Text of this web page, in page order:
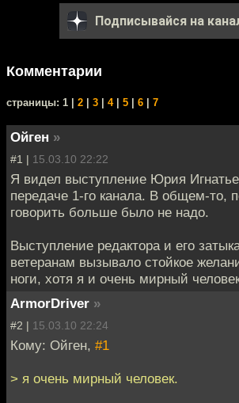
Подписывайся на
Комментарии
cтраницы: 1 | 2 3 4| 5 6 7
Ойген »
#1 | 15.03.10 22:22
Я видел выступление Юрия
передаче 1-го канала. В общем-то,
говорить больше было не надо.
Выступление редактора и его
ветеранам вызывало стойкое
ноги, хотя я и очень мирный
ArmorDriver »
#2 | 15.03.10 22:24
Кому: Ойген, #1
> я очень мирный человек.